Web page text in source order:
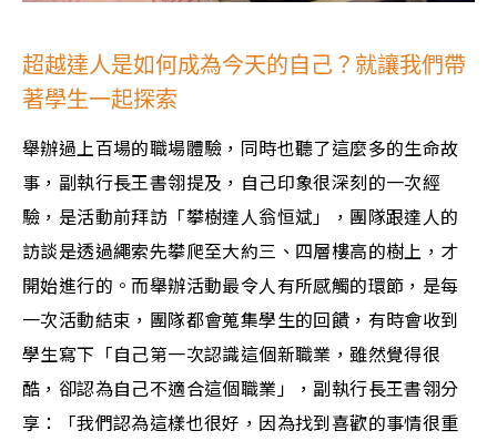
超越達人是如何成為今天的自己？就讓我們帶
著學生一起探索
舉辦過上百場的職場體驗，同時也聽了這麼多的生命故
事，副執行長王書翎提及，自己印象很深刻的一次經
驗，是活動前拜訪「攀樹達人翁恒斌」，團隊跟達人的
訪談是透過繩索先攀爬至大約三、四層樓高的樹上，才
開始進行的。而舉辦活動最令人有所感觸的環節，是每
一次活動結束，團隊都會蒐集學生的回饋，有時會收到
學生寫下「自己第一次認識這個新職業，雖然覺得很
酷，卻認為自己不適合這個職業」，副執行長王書翎分
享：「我們認為這樣也很好，因為找到喜歡的事情很重